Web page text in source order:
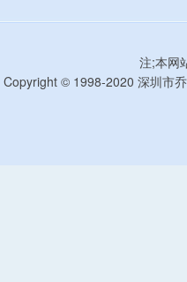
注;本网
Copyright © 1998-2020 深圳市